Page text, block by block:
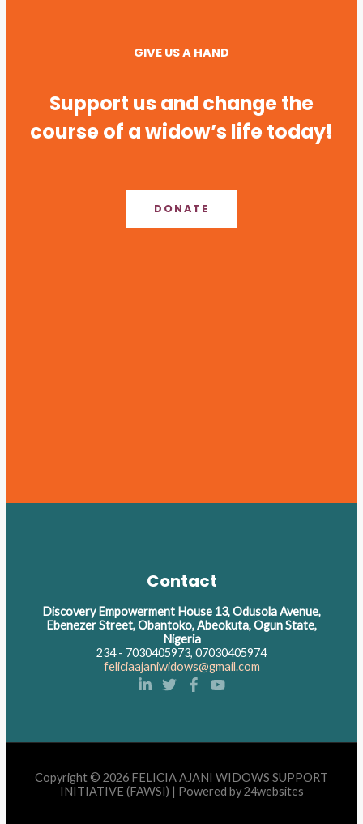
GIVE US A HAND
Support us and change the
course of a widow’s life today!
DONATE
Contact
Discovery Empowerment House 13, Odusola Avenue,
Ebenezer Street, Obantoko, Abeokuta, Ogun State,
Nigeria
234 - 7030405973, 07030405974
feliciaajaniwidows@gmail.com
Copyright © 2026 FELICIA AJANI WIDOWS SUPPORT
INITIATIVE (FAWSI) | Powered by 24websites